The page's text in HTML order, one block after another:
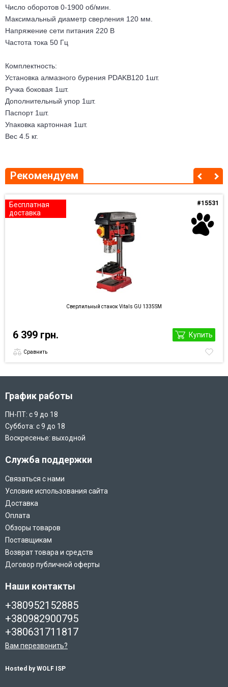
Число оборотов 0-1900 об/мин.
Максимальный диаметр сверления 120 мм.
Напряжение сети питания 220 В
Частота тока 50 Гц
Комплектность:
Установка алмазного бурения PDAKB120 1шт.
Ручка боковая 1шт.
Дополнительный упор 1шт.
Паспорт 1шт.
Упаковка картонная 1шт.
Вес 4.5 кг.
Рекомендуем
Бесплатная
доставка
#15531
Сверлильный станок Vitals GU 1335SM
6 399 грн. Купить
Сравнить
График работы
ПН-ПТ: с 9 до 18
Суббота: с 9 до 18
Воскресенье: выходной
Служба поддержки
Связаться с нами
Условие использования сайта
Доставка
Оплата
Обзоры товаров
Поставщикам
Возврат товара и средств
Договор публичной оферты
Наши контакты
+380952152885
+380982900795
+380631711817
Вам перезвонить?
Hosted by WOLF ISP